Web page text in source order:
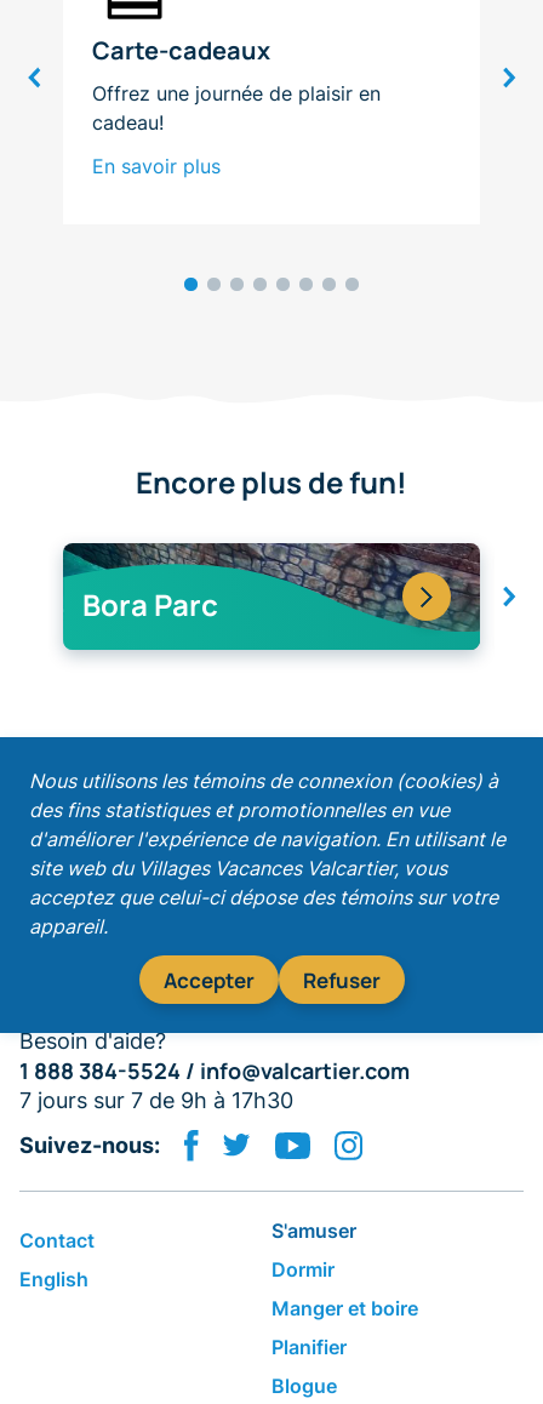
Carte-cadeaux
​Offrez une journée de plaisir en
cadeau!
En savoir plus
Encore plus de fun!
Bora Parc
Nous utilisons les témoins de connexion (cookies) à
des fins statistiques et promotionnelles en vue
d'améliorer l'expérience de navigation. En utilisant le
site web du Villages Vacances Valcartier, vous
acceptez que celui-ci dépose des témoins sur votre
appareil.
Accepter Refuser
Recevez nos promotions!
S'abonner
Besoin d'aide?
1 888 384-5524 / info@valcartier.com
7 jours sur 7 de 9h à 17h30
Suivez-nous:
Contact
English
S'amuser
Dormir
​Manger et boire
Planifier
Blogue